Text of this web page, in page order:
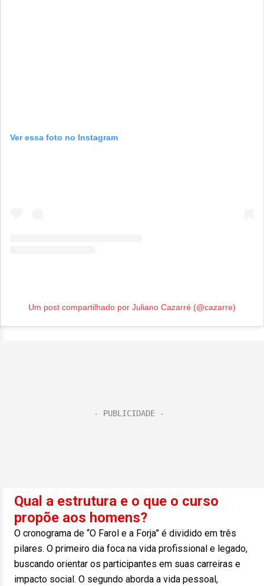
Ver essa foto no Instagram
Um post compartilhado por Juliano Cazarré (@cazarre)
Qual a estrutura e o que o curso
propõe aos homens?
O cronograma de “O Farol e a Forja” é dividido em três
pilares. O primeiro dia foca na vida profissional e legado,
buscando orientar os participantes em suas carreiras e
impacto social. O segundo aborda a vida pessoal,